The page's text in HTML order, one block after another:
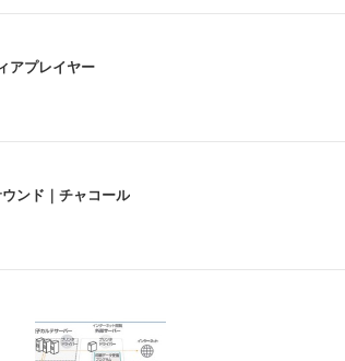
アプレイヤー
ンド｜チャコール
パクト 約105度ロッキング pc 事務椅子 360度回
・USB Type-C・ホワイト
300枚